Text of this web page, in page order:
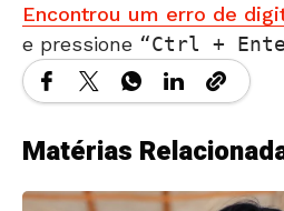
Encontrou um erro de
e pressione
Ctrl +
Matérias